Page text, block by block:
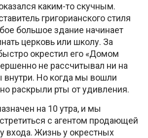
каким-то скучным.
григорианского стиля
большое здание начинает
церковь или школу. За
окрестил его «Домом
не рассчитывал ни на
внутри. Но когда мы вошли
раскрыли рты от удивления.
на 10 утра, и мы
с агентом продающей
входа. Жизнь у окрестных